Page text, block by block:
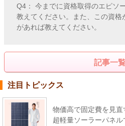
Q4： 今までに資格取得のエピソ
教えてください。また、この資
があれば教えてください。
記事一
注目トピックス
物価高で固定費を見直
超軽量ソーラーパネ